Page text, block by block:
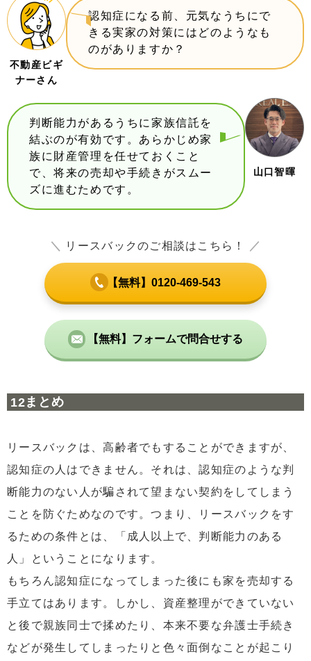
不動産ビギ
ナーさん
認知症になる前、元気なうちにで
きる実家の対策にはどのようなも
のがありますか？
山口智暉
判断能力があるうちに家族信託を
結ぶのが有効です。あらかじめ家
族に財産管理を任せておくこと
で、将来の売却や手続きがスムー
ズに進むためです。
＼ リースバックのご相談はこちら！ ／
【無料】0120-469-543
【無料】フォームで問合せする
まとめ
リースバックは、高齢者でもすることができますが、
認知症の人はできません。それは、認知症のような判
断能力のない人が騙されて望まない契約をしてしまう
ことを防ぐためなのです。つまり、リースバックをす
るための条件とは、「成人以上で、判断能力のある
人」ということになります。
もちろん認知症になってしまった後にも家を売却する
手立てはあります。しかし、資産整理ができていない
と後で親族同士で揉めたり、本来不要な弁護士手続き
などが発生してしまったりと色々面倒なことが起こり